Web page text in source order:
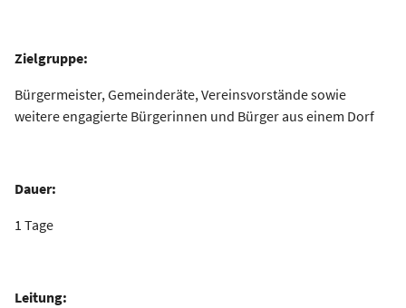
Zielgruppe:
Bürgermeister, Gemeinderäte, Vereinsvorstände sowie
weitere engagierte Bürgerinnen und Bürger aus einem Dorf
Dauer:
1 Tage
Leitung: